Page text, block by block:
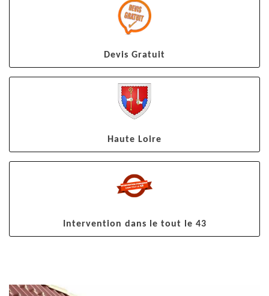
Devis Gratuit
Haute Loire
Intervention dans le tout le 43